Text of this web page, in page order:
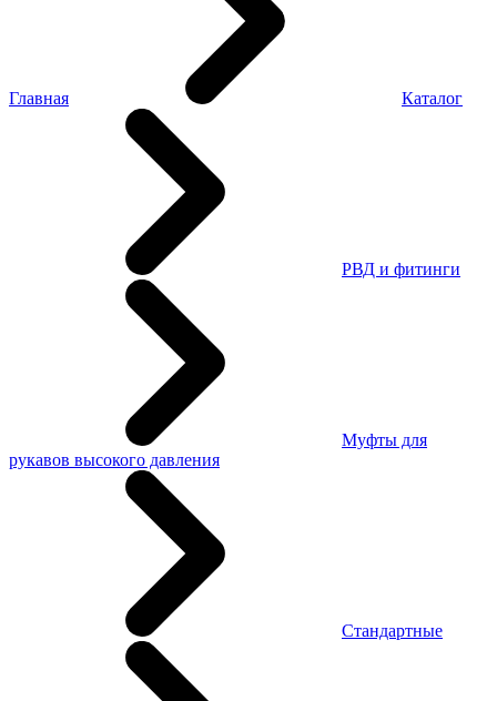
Главная Каталог
РВД и фитинги
Муфты для
рукавов высокого давления
Стандартные